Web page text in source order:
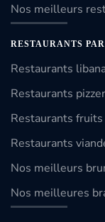
Nos meilleurs
RESTAURANTS
Restaurants
Restaurants
Restaurants
Restaurants
Nos meilleurs
Nos meilleures